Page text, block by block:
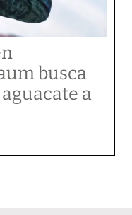
busca
a